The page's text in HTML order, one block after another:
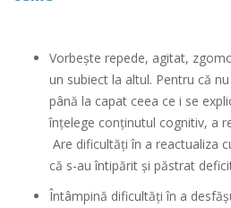
Vorbește repede, agitat,
un subiect la altul. Pentru că
până la capat ceea ce i se
înțelege conținutul cognitiv, a
Are dificultăți în a reactualiza
că s-au întipărit și păstrat
Întâmpină dificultăți în a